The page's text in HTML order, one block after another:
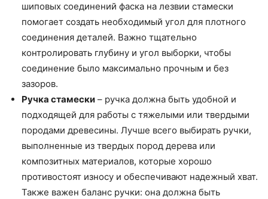
шиповых соединений фаска на лезвии стамески
помогает создать необходимый угол для плотного
соединения деталей. Важно тщательно
контролировать глубину и угол выборки, чтобы
соединение было максимально прочным и без
зазоров.
Ручка стамески – ручка должна быть удобной и
подходящей для работы с тяжелыми или твердыми
породами древесины. Лучше всего выбирать ручки,
выполненные из твердых пород дерева или
композитных материалов, которые хорошо
противостоят износу и обеспечивают надежный хват.
Также важен баланс ручки: она должна быть